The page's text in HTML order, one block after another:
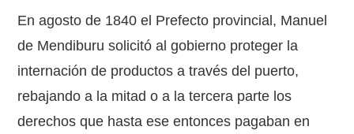
En agosto de 1840 el Prefecto provincial, Manuel
de Mendiburu solicitó al gobierno proteger la
internación de productos a través del puerto,
rebajando a la mitad o a la tercera parte los
derechos que hasta ese entonces pagaban en